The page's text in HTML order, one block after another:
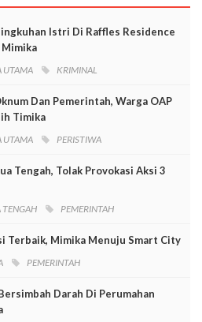
Istri Di Raffles Residence
UTAMA KRIMINAL
Dan Pemerintah, Warga OAP
Timika
UTAMA PERISTIWA
Tengah, Tolak Provokasi Aksi 3
TENGAH PEMERINTAH
Terbaik, Mimika Menuju Smart City
PEMERINTAH
Darah Di Perumahan